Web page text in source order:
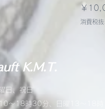
価格
￥
消費税抜
K.M.T.
日、祝日
～18時30分、日曜13～18時